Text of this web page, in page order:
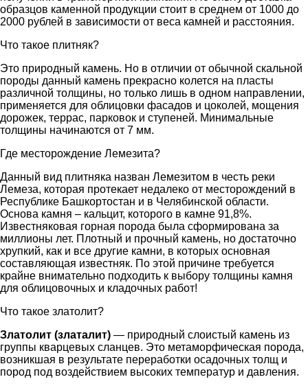
образцов каменной продукции стоит в среднем от 1000 до
2000 рублей в зависимости от веса камней и расстояния.
Что такое плитняк?
Это природный камень. Но в отличии от обычной скальной
породы данный камень прекрасно колется на пласты
различной толщины, но только лишь в одном направлении,
применяется для облицовки фасадов и цоколей, мощения
дорожек, террас, парковок и ступеней. Минимальные
толщины начинаются от 7 мм.
Где месторождение Лемезита?
Данный вид плитняка назван Лемезитом в честь реки
Лемеза, которая протекает недалеко от месторождений в
Республике Башкортостан и в Челябинской области.
Основа камня – кальцит, которого в камне 91,8%.
Известняковая горная порода была сформирована за
миллионы лет. Плотный и прочный камень, но достаточно
хрупкий, как и все другие камни, в которых основная
составляющая известняк. По этой причине требуется
крайне внимательно подходить к выбору толщины камня
для облицовочных и кладочных работ!
Что такое златолит?
Златолит (златалит) — природный слоистый камень из
группы кварцевых сланцев. Это метаморфическая порода,
возникшая в результате переработки осадочных толщ и
пород под воздействием высоких температур и давления.